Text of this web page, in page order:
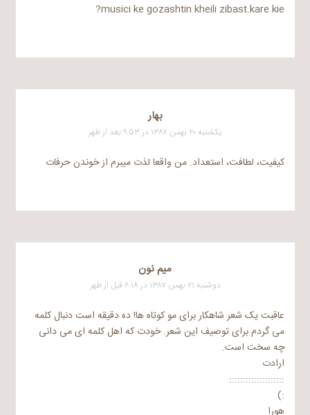
musici ke gozashtin kheili zibast.kare kie?
بهار
یکشنبه ۲۰ بهمن ۱۳۸۷ در ۹:۵۳ بعد از ظهر
کیفیت، لطافت، استعداد. من واقعا لذت میبرم از خوندن حرفات
میم نون
دوشنبه ۲۱ بهمن ۱۳۸۷ در ۶:۱۸ قبل از ظهر
عاقبت یک شعر شاهکار برای مو کوتاه ها! ده دقیقه است دنبال کلمه
می گردم برای توصیف این شعر. خودت که اهل کلمه ای می دانی
چه سخت است.
ارادت
::::::::::::::::::::
:)